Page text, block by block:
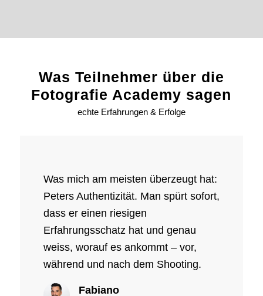
Was Teilnehmer über die
Fotografie Academy sagen
echte Erfahrungen & Erfolge
Was mich am meisten überzeugt hat:
Peters Authentizität. Man spürt sofort,
dass er einen riesigen
Erfahrungsschatz hat und genau
weiss, worauf es ankommt – vor,
während und nach dem Shooting.
Fabiano